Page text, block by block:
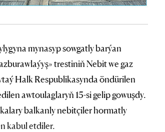
mynasyp sowgatly barýan
trestiniň Nebit we gaz
Halk Respublikasynda öndürilen
awtoulaglaryň 15-si gelip gowuşdy.
balkanly nebitçiler hormatly
kabul etdiler.